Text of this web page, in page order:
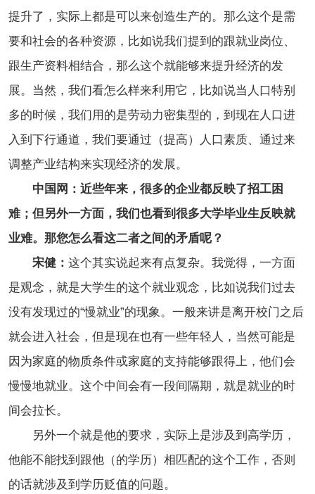
提升了，实际上都是可以来创造生产的。那么这个是需
要和社会的各种资源，比如说我们提到的跟就业岗位、
跟生产资料相结合，那么这个就能够来提升经济的发
展。当然，我们看怎么样来利用它，比如说当人口特别
多的时候，我们用的是劳动力密集型的，到现在人口进
入到下行通道，我们要通过（提高）人口素质、通过来
调整产业结构来实现经济的发展。
中国网：近些年来，很多的企业都反映了招工困
难；但另外一方面，我们也看到很多大学毕业生反映就
业难。那您怎么看这二者之间的矛盾呢？
宋健： 这个其实说起来有点复杂。我觉得，一方面
是观念，就是大学生的这个就业观念，比如说我们过去
没有发现过的“慢就业”的现象。一般来讲是离开校门之后
就会进入社会，但是现在也有一些年轻人，当然可能是
因为家庭的物质条件或家庭的支持能够跟得上，他们会
慢慢地就业。这个中间会有一段间隔期，就是就业的时
间会拉长。
另外一个就是他的要求，实际上是涉及到高学历，
他能不能找到跟他（的学历）相匹配的这个工作，否则
的话就涉及到学历贬值的问题。